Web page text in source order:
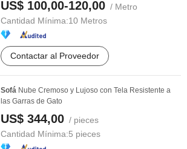
US$ 100,00-120,00 / Metro
Cantidad Mínima:10 Metros
Contactar al Proveedor
Sofá Nube Cremoso y Lujoso con Tela Resistente a
las Garras de Gato
US$ 344,00 / pieces
Cantidad Mínima:5 pieces